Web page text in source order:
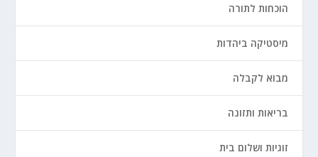
הוכחות לתורה
מיסטיקה ביהדות
מבוא לקבלה
בריאות ותזונה
זוגיות ושלום בית